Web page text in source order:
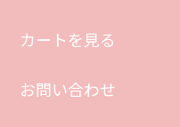
カートを見る
お問い合わせ